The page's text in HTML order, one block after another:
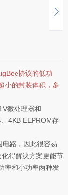
协议的低功
小的封装体积，多
微处理器和
4KB EEPROM存
路，因此很容易
得解决方案更能节
率和小功率两种发